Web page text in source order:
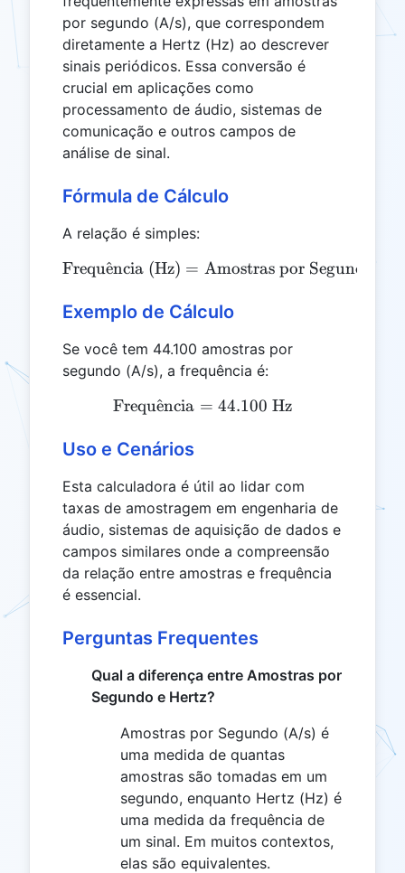
por segundo (A/s), que correspondem
diretamente a Hertz (Hz) ao descrever
sinais periódicos. Essa conversão é
crucial em aplicações como
processamento de áudio, sistemas de
comunicação e outros campos de
análise de sinal.
Fórmula de Cálculo
A relação é simples:
\text{Frequência (Hz)} =
Freque
ˆncia (Hz) = Amostras por Segundo
Exemplo de Cálculo
Se você tem 44.100 amostras por
segundo (A/s), a frequência é:
\text{Frequência} =
Freque
ˆncia = 44.100 Hz
Uso e Cenários
Esta calculadora é útil ao lidar com
taxas de amostragem em engenharia de
áudio, sistemas de aquisição de dados e
campos similares onde a compreensão
da relação entre amostras e frequência
é essencial.
Perguntas Frequentes
Qual a diferença entre Amostras por
Segundo e Hertz?
Amostras por Segundo (A/s) é
uma medida de quantas
amostras são tomadas em um
segundo, enquanto Hertz (Hz) é
uma medida da frequência de
um sinal. Em muitos contextos,
elas são equivalentes.